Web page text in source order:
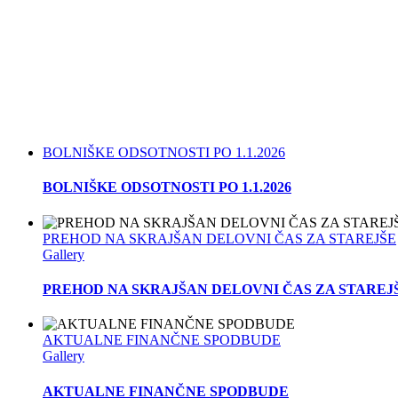
BOLNIŠKE ODSOTNOSTI PO 1.1.2026
BOLNIŠKE ODSOTNOSTI PO 1.1.2026
PREHOD NA SKRAJŠAN DELOVNI ČAS ZA STAREJŠE
Gallery
PREHOD NA SKRAJŠAN DELOVNI ČAS ZA
AKTUALNE FINANČNE SPODBUDE
Gallery
AKTUALNE FINANČNE SPODBUDE